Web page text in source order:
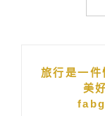
旅行是一件
美